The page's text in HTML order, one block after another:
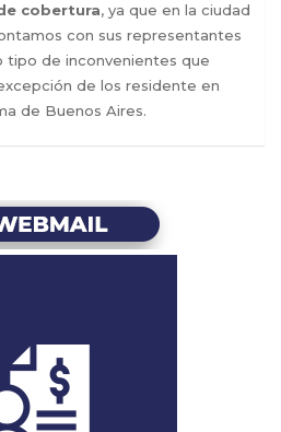
cobertura, ya que en la ciudad
con sus representantes
tipo de inconvenientes que
de los residente en
de Buenos Aires.